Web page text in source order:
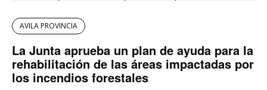
AVILA PROVINCIA
La Junta aprueba un plan de ayuda para la
rehabilitación de las áreas impactadas por
los incendios forestales